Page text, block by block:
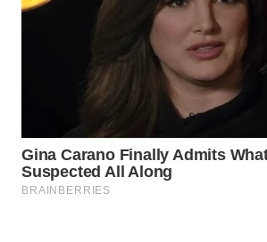
INFRASTRUKTUR
WAHANA